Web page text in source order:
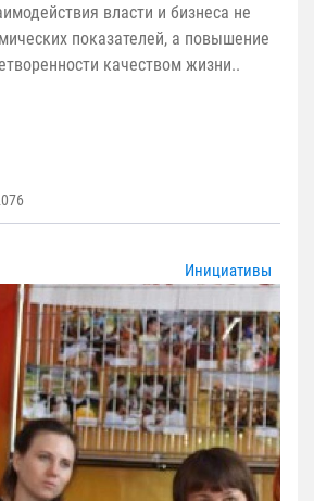
власти и бизнеса не
показателей, а повышение
качеством жизни..
Инициативы